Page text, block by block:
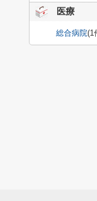
医療
総合病院(1